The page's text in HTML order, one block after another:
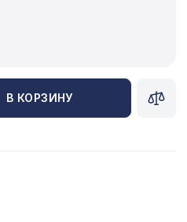
В КОРЗИНУ